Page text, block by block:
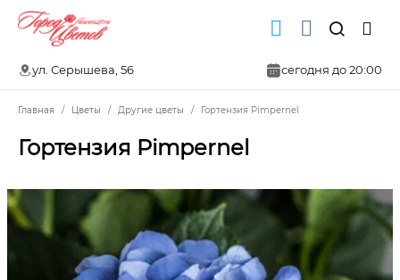
ул. Серышева, 56 сегодня до 20:00
Главная Цветы Другие цветы Гортензия Pimpernel
Гортензия Pimpernel